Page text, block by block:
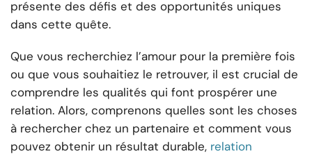
présente des défis et des opportunités uniques
dans cette quête.
Que vous recherchiez l’amour pour la première fois
ou que vous souhaitiez le retrouver, il est crucial de
comprendre les qualités qui font prospérer une
relation. Alors, comprenons quelles sont les choses
à rechercher chez un partenaire et comment vous
pouvez obtenir un résultat durable, relation